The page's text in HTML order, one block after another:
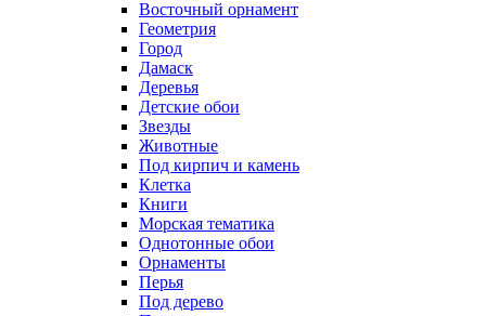
Восточный орнамент
Геометрия
Город
Дамаск
Деревья
Детские обои
Звезды
Животные
Под кирпич и камень
Клетка
Книги
Морская тематика
Однотонные обои
Орнаменты
Перья
Под дерево